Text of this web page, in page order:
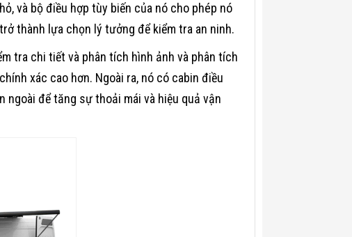
và bộ điều hợp tùy biến của nó cho phép nó
thành lựa chọn lý tưởng để kiểm tra an ninh.
tra chi tiết và phân tích hình ảnh và phân tích
xác cao hơn. Ngoài ra, nó có cabin điều
ngoài để tăng sự thoải mái và hiệu quả vận